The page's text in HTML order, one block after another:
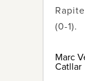
(0-1).
Marc
Catllar